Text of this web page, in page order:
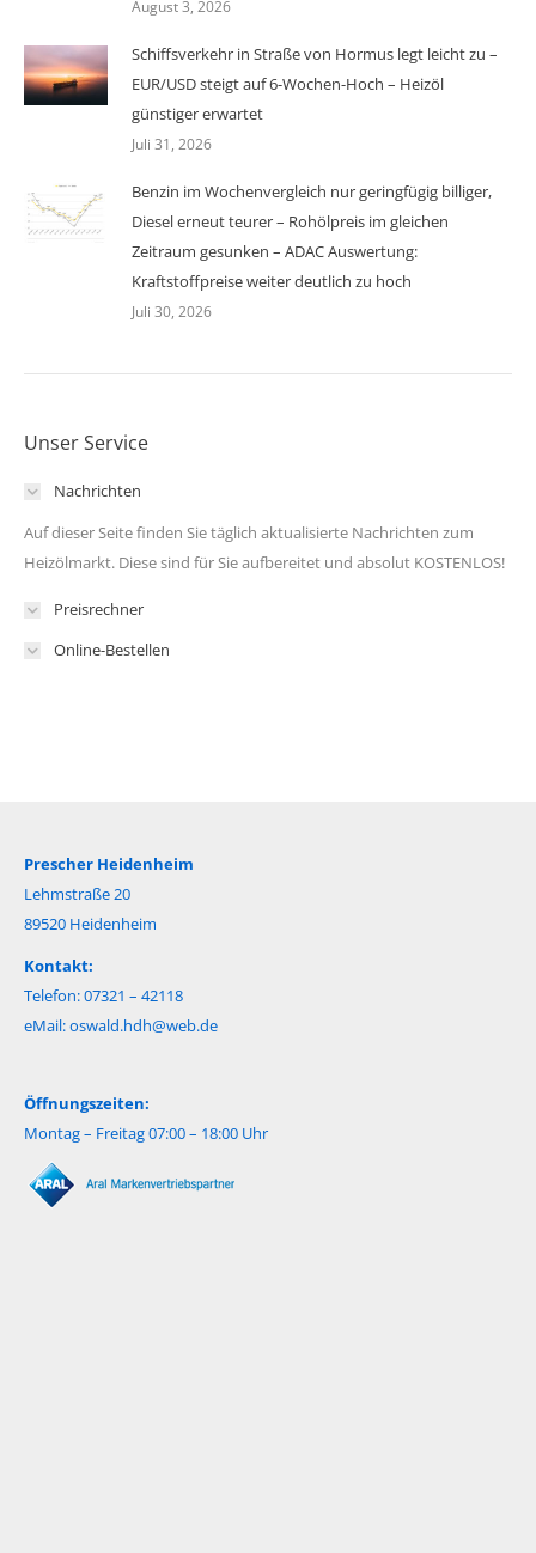
August 3, 2026
Schiffsverkehr in Straße von Hormus legt leicht zu –
EUR/USD steigt auf 6-Wochen-Hoch – Heizöl
günstiger erwartet
Juli 31, 2026
Benzin im Wochenvergleich nur geringfügig billiger,
Diesel erneut teurer – Rohölpreis im gleichen
Zeitraum gesunken – ADAC Auswertung:
Kraftstoffpreise weiter deutlich zu hoch
Juli 30, 2026
Unser Service
Nachrichten
Auf dieser Seite finden Sie täglich aktualisierte Nachrichten zum
Heizölmarkt. Diese sind für Sie aufbereitet und absolut KOSTENLOS!
Preisrechner
Online-Bestellen
Prescher Heidenheim
Lehmstraße 20
89520 Heidenheim
Kontakt:
Telefon: 07321 – 42118
eMail:oswald.hdh@web.de
Öffnungszeiten:
Montag – Freitag 07:00 – 18:00 Uhr